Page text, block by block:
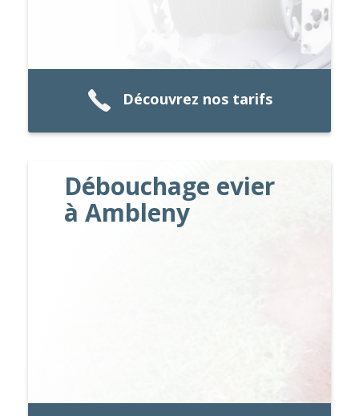
Découvrez nos tarifs
Débouchage evier
à Ambleny